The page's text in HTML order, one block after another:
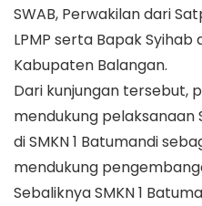
SWAB, Perwakilan dari
LPMP serta Bapak Syihab
Kabupaten Balangan.
Dari kunjungan tersebut,
mendukung
di SMKN 1 Batumandi
mendukung
Sebaliknya SMKN 1